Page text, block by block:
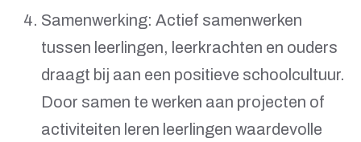
Samenwerking: Actief samenwerken
tussen leerlingen, leerkrachten en ouders
draagt bij aan een positieve schoolcultuur.
Door samen te werken aan projecten of
activiteiten leren leerlingen waardevolle